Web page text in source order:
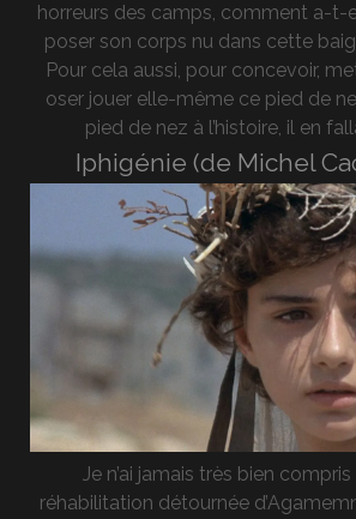
horreurs des camps, comment a-t-
poser son corps nu dans cette
Pour cela aussi, pour concevoir,
oser jouer elle-même ce pied de
pied de nez à l’histoire, il en
Iphigénie (de Michel
Je n’ai jamais très bien compris
réhabilitation détournée